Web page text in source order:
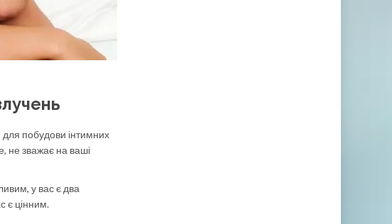
для побудови інтимних
не зважає на ваші
у вас є два
є цінним.